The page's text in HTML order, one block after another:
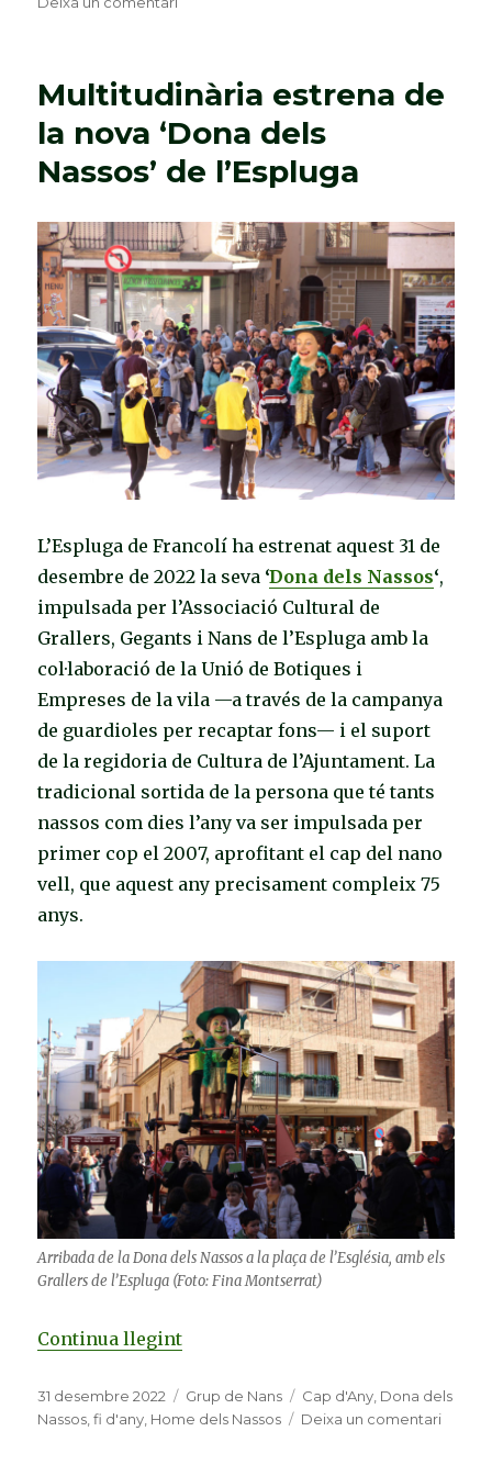
Nassos
l’Espluga
a
zero
Multitudinària estrena de
la nova ‘Dona dels
Nassos’ de l’Espluga
L’Espluga de Francolí ha estrenat aquest 31 de
desembre de 2022 la seva ‘Dona dels Nassos‘,
impulsada per l’Associació Cultural de
Grallers, Gegants i Nans de l’Espluga amb la
col·laboració de la Unió de Botiques i
Empreses de la vila —a través de la campanya
de guardioles per recaptar fons— i el suport
de la regidoria de Cultura de l’Ajuntament. La
tradicional sortida de la persona que té tants
nassos com dies l’any va ser impulsada per
primer cop el 2007, aprofitant el cap del nano
vell, que aquest any precisament compleix 75
anys.
Arribada de la Dona dels Nassos a la plaça de l’Església, amb els
Grallers de l’Espluga (Foto: Fina Montserrat)
Continua llegint
Publicat
el
31 desembre 2022 Categories
Grup de Nans Etiquetes
Cap d'Any Dona dels
Nassos ,fi d'any Home dels Nassos Deixa un comentari